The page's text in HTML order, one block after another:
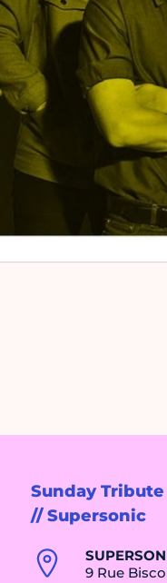
Sunday
// Supersonic
9 Rue